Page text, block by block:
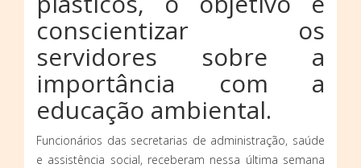
conscientizar os
servidores sobre a
importância com a
educação ambiental.
Funcionários das secretarias de administração, saúde
e assistência social, receberam nessa última semana